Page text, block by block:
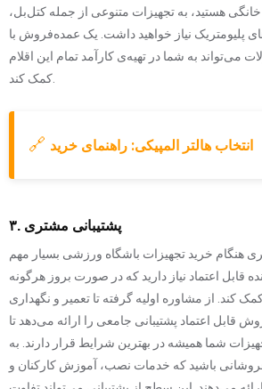
خانگی هستید، به تجهیزات متنوعی از جمله کتل‌بل،
پلیومتریک نیاز خواهید داشت. یک عمده‌فروش با
می‌تواند به شما در تهیه‌ی کارآمد تمام این اقلام
🔗 انتخاب هالتر المپیکی: راهنمای خرید
۳. پشتیبانی مشتری
هنگام خرید تجهیزات باشگاه ورزشی بسیار مهم
قابل اعتماد نیاز دارید که در صورت بروز هرگونه
کند. از مشاوره اولیه گرفته تا تعمیر و نگهداری
قابل اعتماد پشتیبانی جامعی را ارائه می‌دهد تا
شما همیشه در بهترین شرایط قرار دارند. به
باشید که خدمات نصب، آموزش کارکنان و